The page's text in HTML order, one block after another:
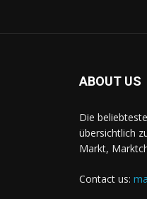
ABOUT US
Die
übersichtlich
Markt,
Contact us: